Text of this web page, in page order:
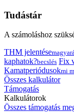
Tudástár
A számoláshoz
THM jelentése
kaphatok?becslés Fix
Kamatperiódusokmi
Összes kalkulátor
Támogatás
Kalkulátorok
Összes támogatás